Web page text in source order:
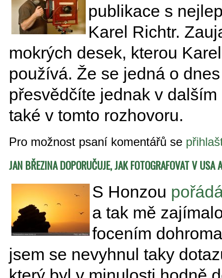
publikace s
Karel Richtr.
mokrých desek, kterou
používá. Že se jedná o
přesvědčíte jednak v
také v tomto rozhovoru.
Pro možnost psaní komentářů se
JAN BŘEZINA DOPORUČUJE, JAK FOTOGRAFOVAT V USA
S Honzou
a tak mě
focením
jsem se nevyhnul taky